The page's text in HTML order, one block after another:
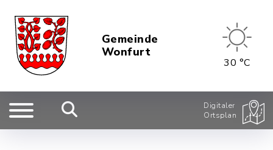
Gemeinde
Wonfurt
30 °C
Digitaler
Ortsplan